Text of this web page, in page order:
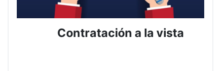
Contratación a la vista